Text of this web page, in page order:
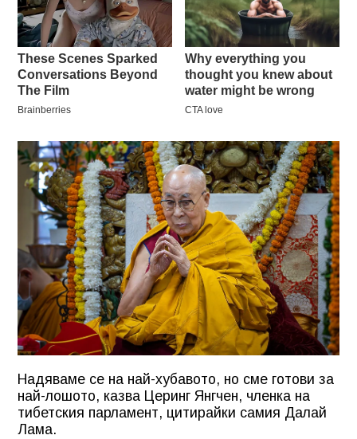
Надяваме се на най-хубавото, но сме готови за
най-лошото, казва Церинг Янгчен, членка на
тибетския парламент, цитирайки самия Далай
Лама.